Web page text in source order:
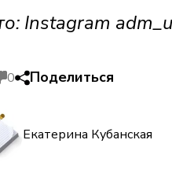
Instagram
0 Поделиться
Екатерина Кубанская